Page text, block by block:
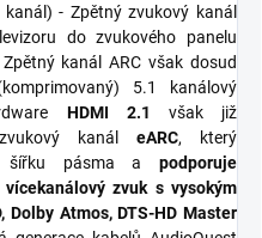
- Zpětný zvukový kanál
do zvukového panelu
kanál ARC však dosud
5.1 kanálový
HDMI 2.1
však již
kanál eARC, který
šířku pásma a podporuje
zvuk s vysokým
Dolby Atmos, DTS-HD Master